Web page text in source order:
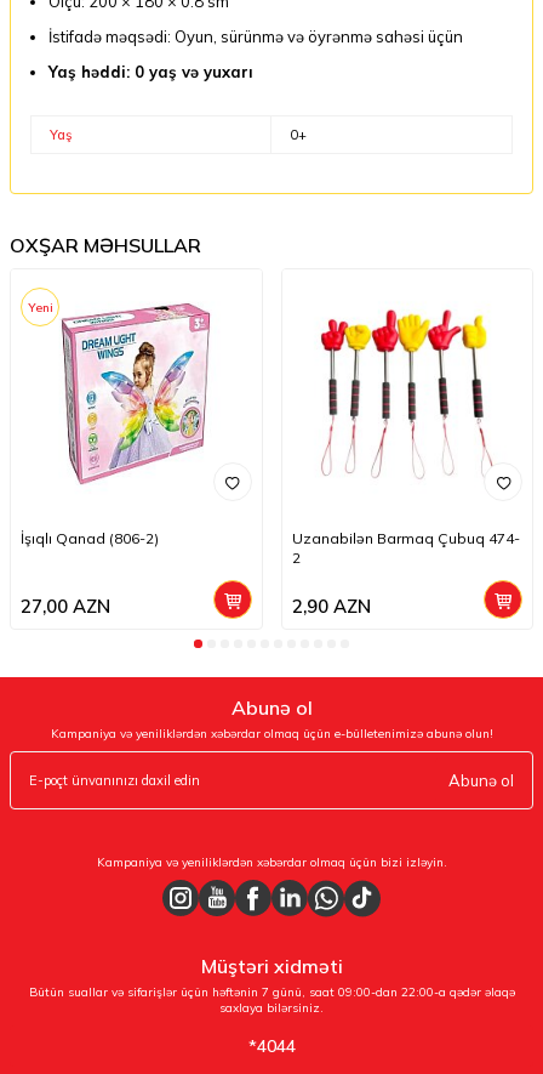
İstifadə məqsədi: Oyun, sürünmə və öyrənmə sahəsi üçün
Yaş həddi: 0 yaş və yuxarı
Yaş 0+
OXŞAR MƏHSULLAR
Yeni
İşıqlı Qanad (806-2)
27,00 AZN
Uzanabilən Barmaq Çubuq 474-
2
2,90AZN
Abunə ol
Kampaniya və yeniliklərdən xəbərdar olmaq üçün e-bülletenimizə abunə olun!
Abunə ol
Kampaniya və yeniliklərdən xəbərdar olmaq üçün bizi izləyin.
Müştəri xidməti
Bütün suallar və sifarişlər üçün həftənin 7 günü, saat 09:00-dan 22:00-a qədər əlaqə
saxlaya bilərsiniz.
*4044